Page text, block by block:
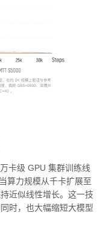
卡级 GPU 集群训练线
算力规模从千卡扩展至
近似线性增长。这一技
时，也大幅缩短大模型